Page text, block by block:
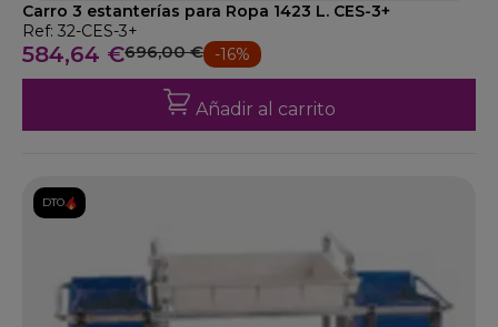
Carro 3 estanterías para Ropa 1423 L. CES-3+
Ref: 32-CES-3+
584,64 €696,00 € -16%
Añadir al carrito
DTO.